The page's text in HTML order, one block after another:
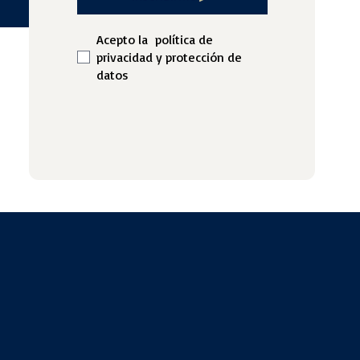
Acepto la política de
privacidad y protección de
datos